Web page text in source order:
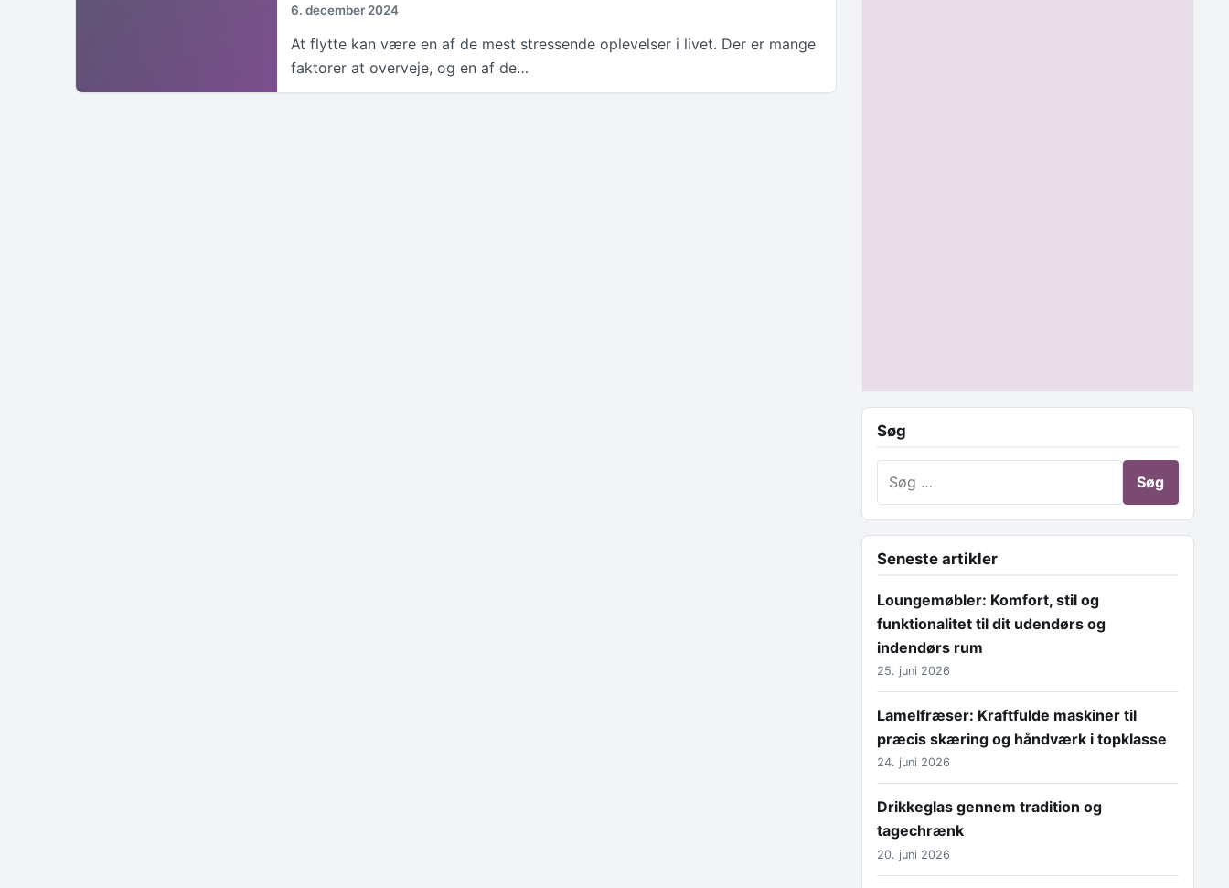
6. december 2024
At flytte kan være en af de mest stressende oplevelser i livet. Der er mange
faktorer at overveje, og en af de…
Søg
Seneste artikler
Loungemøbler: Komfort, stil og
funktionalitet til dit udendørs og
indendørs rum
25. juni 2026
Lamelfræser: Kraftfulde maskiner til
præcis skæring og håndværk i topklasse
24. juni 2026
Drikkeglas gennem tradition og
tagechrænk
20. juni 2026